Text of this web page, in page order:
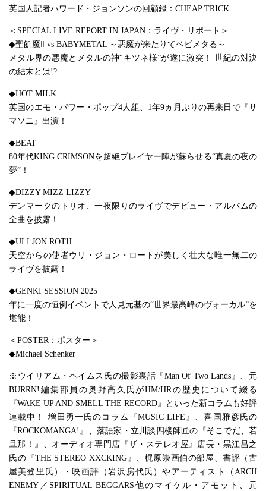
英国人記者ハワード・ジョンソンの回顧録：CHEAP TRICK
＜SPECIAL LIVE REPORT IN JAPAN：ライヴ・リポート＞
◆聖飢魔Ⅱ vs BABYMETAL ～悪魔が来たりてベビメタる～
メタル界の悪魔とメタルの神“キツネ様”が遂に激突！ 世紀の対決
の結末とは!?
◆HOT MILK
英国のエモ・パワー・ポップ4人組、1年9ヵ月ぶりの再来日で『サ
マソニ』出演！
◆BEAT
80年代KING CRIMSONを超絶プレイヤー陣が蘇らせる“真夏の夜の
夢”！
◆DIZZY MIZZ LIZZY
デンマークのトリオ、一夜限りのライヴでデビュー・アルバムの
全曲を披露！
◆ULI JON ROTH
天空からの使者ウリ・ジョン・ロートが美しく壮大な唯一無二の
ライヴを披露！
◆GENKI SESSION 2025
年に一度の恒例イベントで人見元基の“世界最高峰のヴォーカル”を
堪能！
＜POSTER：ポスター＞
◆Michael Schenker
※ウイリアム・ヘイムス氏の撮影裏話『Man Of Two Lands』、元
BURRN!編集部員の奥野高久氏がHM/HRの歴史について綴る
『WAKE UP AND SMELL THE RECORD』といった新コラムも好評
連載中！ 増田勇一氏のコラム『MUSIC LIFE』、喜国雅彦氏の
『ROCKOMANGA!』、落語家・立川談四楼師匠の『そこでだ、若
旦那！』、オーディオ専門店『ザ・ステレオ屋』店長・黒江昌之
氏の『THE STEREO XXCKING』、梶原崇画伯の部屋、書評（古
屋美登里氏）・映画評（岩沢房代氏）やアーティスト（ARCH
ENEMY／SPIRITUAL BEGGARS他のマイケル・アモット、元